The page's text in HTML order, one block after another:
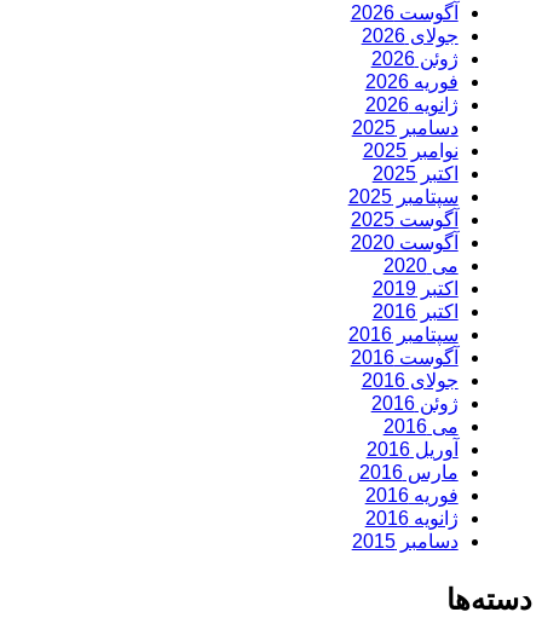
آگوست 2026
جولای 2026
ژوئن 2026
فوریه 2026
ژانویه 2026
دسامبر 2025
نوامبر 2025
اکتبر 2025
سپتامبر 2025
آگوست 2025
آگوست 2020
می 2020
اکتبر 2019
اکتبر 2016
سپتامبر 2016
آگوست 2016
جولای 2016
ژوئن 2016
می 2016
آوریل 2016
مارس 2016
فوریه 2016
ژانویه 2016
دسامبر 2015
دسته‌ها